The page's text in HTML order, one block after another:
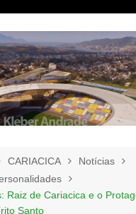
CARIACICA
Notícias
Raiz de Cariacica e o
Santo